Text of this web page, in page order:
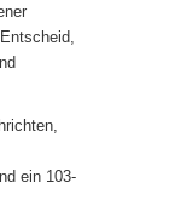
ein 103-